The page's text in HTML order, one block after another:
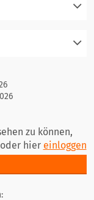
zu können,
oder hier einloggen